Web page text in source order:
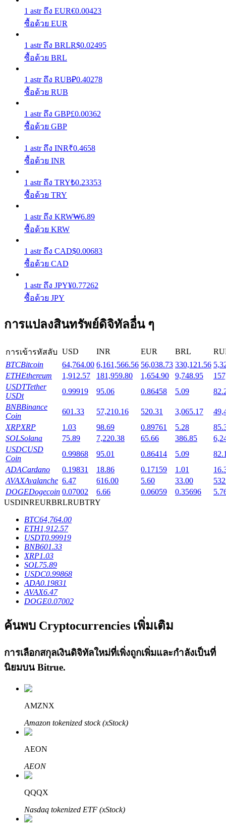
รับรางวัลการแข่งขันทุกวัน
การปักหลัก
ผลตอบแทนสูงและเข้าถึงได้ทันที
Launchpool
การล็อค BTR
เงินกู้
บริการยืมเงินที่ได้รับการสนับสนุนจาก Crypto
ลงทุนอัตโนมัติ
คว้าผลกำไรระยะยาวและผลประโยชน์ที่ยืดหยุ่น
เรียนรู้เกี่ยวกับการสร้างรายได้แบบพาสซีฟ
Bitrue
1 astr ถึง EUR€0.00423
ซื้อด้วย EUR
1 astr ถึง BRLR$0.02495
ซื้อด้วย BRL
1 astr ถึง RUB₽0.40278
ซื้อด้วย RUB
1 astr ถึง GBP£0.00362
ซื้อด้วย GBP
1 astr ถึง INR₹0.4658
ซื้อด้วย INR
1 astr ถึง TRY₺0.23353
ซื้อด้วย TRY
1 astr ถึง KRW₩6.89
ซื้อด้วย KRW
1 astr ถึง CAD$0.00683
ซื้อด้วย CAD
1 astr ถึง JPY¥0.77262
ซื้อด้วย JPY
การแปลงสินทรัพย์ดิจิทัลอื่น ๆ
การเข้ารหัสลับ USD INR EUR BRL
BTCBitcoin 64,764.00 6,161,566.56 56,038.73 330,121.56
ETHEthereum 1,912.57 181,959.80 1,654.90 9,748.95
USDTTether
USDt
0.99919 95.06 0.86458 5.09
BNBBinance
Coin
601.33 57,210.16 520.31 3,065.17
XRPXRP 1.03 98.69 0.89761 5.28
SOLSolana 75.89 7,220.38 65.66 386.85
USDCUSD
Coin
0.99868 95.01 0.86414 5.09
ADACardano 0.19831 18.86 0.17159 1.01
AVAXAvalanche 6.47 616.00 5.60 33.00
DOGEDogecoin 0.07002 6.66 0.06059 0.35696
USDINREURBRLRUBTRY
BTC64,764.00
ETH1,912.57
USDT0.99919
BNB601.33
XRP1.03
SOL75.89
USDC0.99868
ADA0.19831
AVAX6.47
DOGE0.07002
ค้นพบ Cryptocurrencies เพิ่มเติม
การเลือกสกุลเงินดิจิทัลใหม่ที่เพิ่งถูกเพิ่มและกำลังเป็นที่
นิยมบน Bitrue.
AMZNX
Amazon tokenized stock (xStock)
AEON
AEON
QQQX
Nasdaq tokenized ETF (xStock)